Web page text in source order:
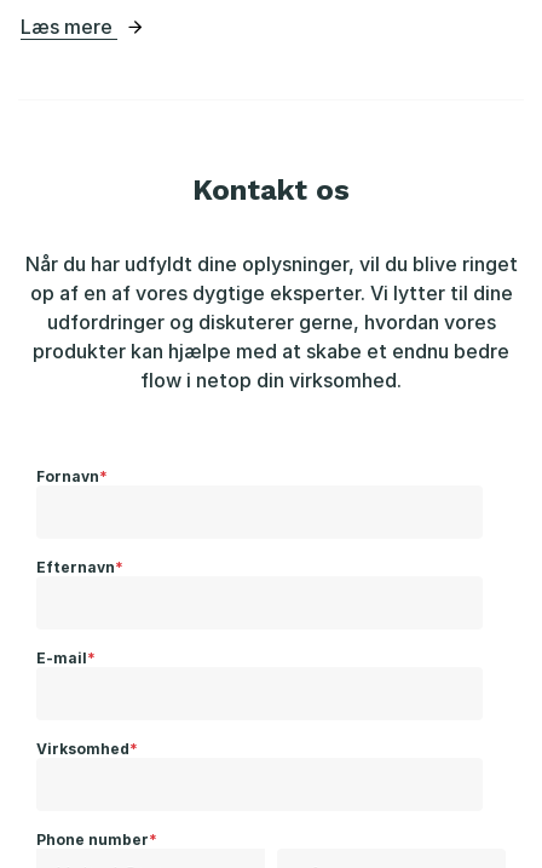
Læs mere
Kontakt os
Når du har udfyldt dine oplysninger, vil du blive ringet
op af en af vores dygtige eksperter. Vi lytter til dine
udfordringer og diskuterer gerne, hvordan vores
produkter kan hjælpe med at skabe et endnu bedre
flow i netop din virksomhed.
Fornavn*
Efternavn*
E-mail*
Virksomhed*
Phone number*